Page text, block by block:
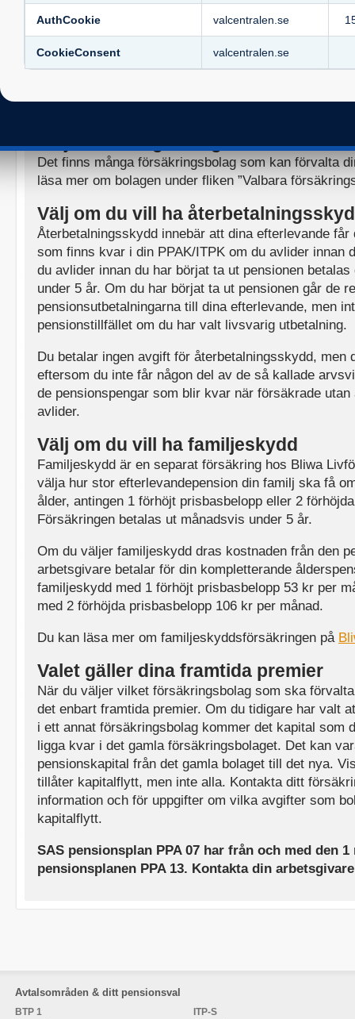
AuthCookie valcentralen.se
CookieConsent valcentralen.se
● Fondförsäkring. I en fondförsäkring bestämmer du
fonder du vill placera dina pensionspengar. Du tar
hur ditt pensionskapital utvecklas. När du väljer
dina pengar först i en så kallad entrélösning hos det
Välj försäkringsbolag
Det finns många försäkringsbolag som kan förvalta
läsa mer om bolagen under fliken ”Valbara
Välj om du vill ha
Återbetalningsskydd innebär att dina efterlevande får
som finns kvar i din PPAK/ITPK om du avlider innan
du avlider innan du har börjat ta ut pensionen
under 5 år. Om du har börjat ta ut pensionen går de
pensionsutbetalningarna till dina efterlevande, men
pensionstillfället om du har valt livsvarig utbetalning.
Du betalar ingen avgift för återbetalningsskydd, men
eftersom du inte får någon del av de så kallade
de pensionspengar som blir kvar när försäkrade
avlider.
Välj om du vill ha familjeskydd
Familjeskydd är en separat försäkring hos Bliwa
välja hur stor efterlevandepension din familj ska få
ålder, antingen 1 förhöjt prisbasbelopp eller 2
Försäkringen betalas ut månadsvis under 5 år.
Om du väljer familjeskydd dras kostnaden från den
arbetsgivare betalar för din kompletterande
familjeskydd med 1 förhöjt prisbasbelopp 53 kr per
med 2 förhöjda prisbasbelopp 106 kr per månad.
Du kan läsa mer om familjeskyddsförsäkringen på
Valet gäller dina framtida premier
När du väljer vilket försäkringsbolag som ska
det enbart framtida premier. Om du tidigare har valt
i ett annat försäkringsbolag kommer det kapital som
ligga kvar i det gamla försäkringsbolaget. Det kan
pensionskapital från det gamla bolaget till det nya.
tillåter kapitalflytt, men inte alla. Kontakta ditt
information och för uppgifter om vilka avgifter som
kapitalflytt.
SAS pensionsplan PPA 07 har från och med den 1
pensionsplanen PPA 13. Kontakta din
Avtalsområden & ditt pensionsval
BTP 1 ITP-S